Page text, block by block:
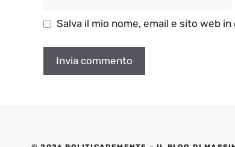
Salva il mio nome, email e sito web